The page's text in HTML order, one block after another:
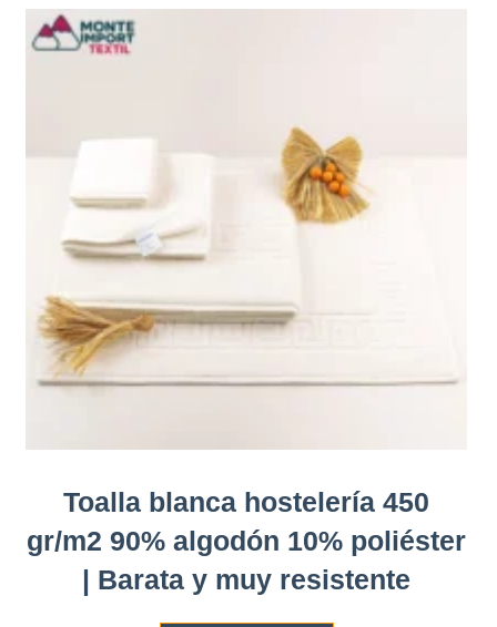
Toalla blanca hostelería 450
gr/m2 90% algodón 10% poliéster
| Barata y muy resistente